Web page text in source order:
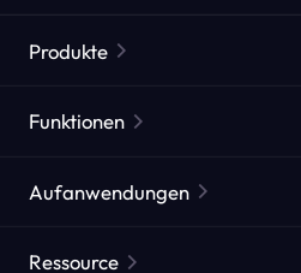
Produkte
Statische Residential Proxies
Funktionen
ISP agentur agentur
Aufanwendungen
Ressource